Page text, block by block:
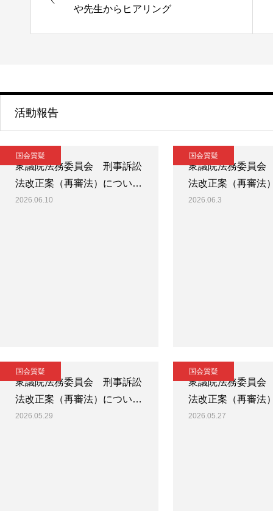
や先生からヒアリング
活動報告
国会質疑
衆議院法務委員会 刑事訴訟
法改正案（再審法）につい…
2026.06.10
国会質疑
衆議院法務委員
法改正案（再審法
2026.06.3
国会質疑
衆議院法務委員会 刑事訴訟
法改正案（再審法）につい…
2026.05.29
国会質疑
衆議院法務委員
法改正案（再審法
2026.05.27